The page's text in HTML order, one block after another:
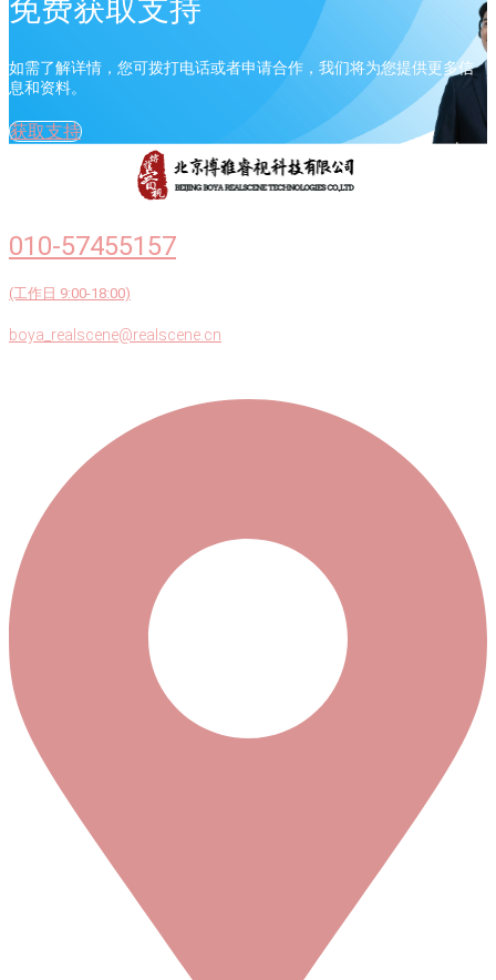
免费获取支持
如需了解详情，您可拨打电话或者申请合作，我们将为您提供更多信
息和资料。
获取支持
010-57455157
(工作日 9:00-18:00)
boya_realscene@realscene.cn